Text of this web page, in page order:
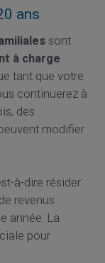
ans
sont
à charge
tant que votre
continuerez à
des
modifier
à-dire résider
revenus
année. La
pour